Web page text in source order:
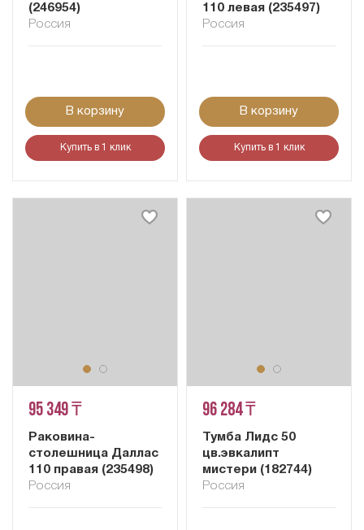
(246954)
Россия
В корзину
Купить в 1 клик
110 левая (235497)
Россия
В корзину
Купить в 1 клик
95 349 ₸
Раковина-
столешница Даллас
110 правая (235498)
Россия
96 284 ₸
Тумба Лидс 50
цв.эвкалипт
мистери (182744)
Россия